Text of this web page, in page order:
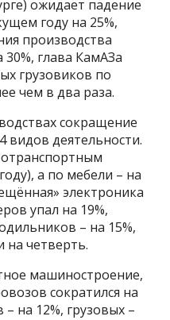
ожидает падение
году на 25%,
производства
глава КамАЗа
грузовиков по
чем в два раза.
сокращение
видов деятельности.
а по мебели – на
электроника
упал на 19%,
– на 15%,
четверть.
машиностроение,
сократился на
– на 12%, грузовых –